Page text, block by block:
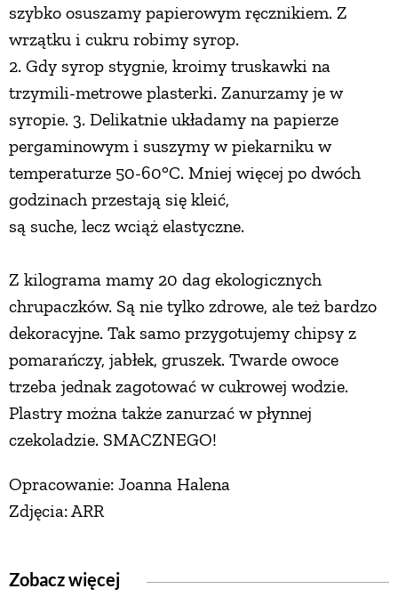
szybko osuszamy papierowym ręcznikiem. Z
wrzątku i cukru robimy syrop.
2. Gdy syrop stygnie, kroimy truskawki na
trzymili-metrowe plasterki. Zanurzamy je w
syropie. 3. Delikatnie układamy na papierze
pergaminowym i suszymy w piekarniku w
temperaturze 50-60°C. Mniej więcej po dwóch
godzinach przestają się kleić,
są suche, lecz wciąż elastyczne.
Z kilograma mamy 20 dag ekologicznych
chrupaczków. Są nie tylko zdrowe, ale też bardzo
dekoracyjne. Tak samo przygotujemy chipsy z
pomarańczy, jabłek, gruszek. Twarde owoce
trzeba jednak zagotować w cukrowej wodzie.
Plastry można także zanurzać w płynnej
czekoladzie. SMACZNEGO!
Opracowanie: Joanna Halena
Zdjęcia: ARR
Zobacz więcej
ZUPY
DANIA GŁÓWNE
CIASTA I DESERY
DODATKI
PRZETWORY
INNE